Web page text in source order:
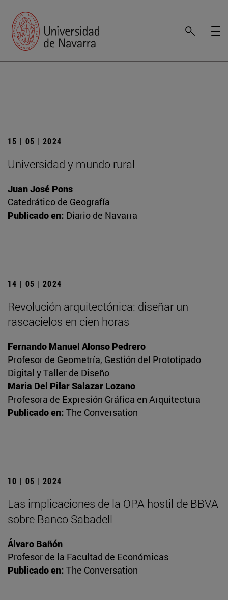
15 | 05 | 2024
Universidad y mundo rural
Juan José Pons
Catedrático de Geografía
Publicado en: Diario de Navarra
14 | 05 | 2024
Revolución arquitectónica: diseñar un
rascacielos en cien horas
Fernando Manuel Alonso Pedrero
Profesor de Geometría, Gestión del Prototipado
Digital y Taller de Diseño
Maria Del Pilar Salazar Lozano
Profesora de Expresión Gráfica en Arquitectura
Publicado en: The Conversation
10 | 05 | 2024
Las implicaciones de la OPA hostil de BBVA
sobre Banco Sabadell
Álvaro Bañón
Profesor de la Facultad de Económicas
Publicado en: The Conversation